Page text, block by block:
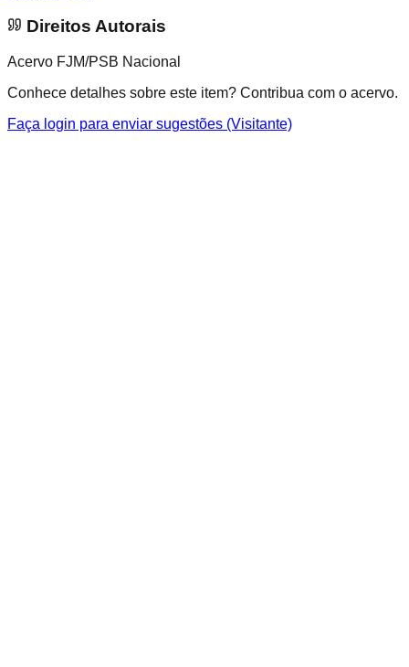
Direitos Autorais
Acervo FJM/PSB Nacional
Conhece detalhes sobre este item? Contribua com o acervo.
Faça login para enviar sugestões (Visitante)